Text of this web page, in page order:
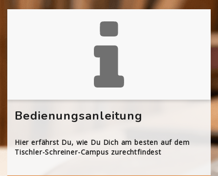
Bedienungsanleitung
Hier erfährst Du, wie Du Dich am besten auf dem
Tischler-Schreiner-Campus zurechtfindest